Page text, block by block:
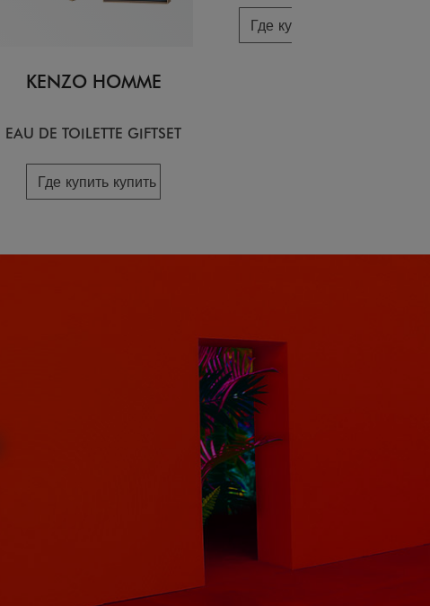
KENZO HOMME
EAU DE TOILETTE GIFTSET
Где купить купить
Где купить купить